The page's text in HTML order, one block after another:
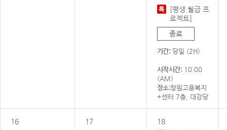
[평생 월급 프
로젝트]
종료
기간: 당일 (2H)
시작시간: 10:00
(AM)
장소:창원고용복지
+센터 7층, 대강당
16 17
18